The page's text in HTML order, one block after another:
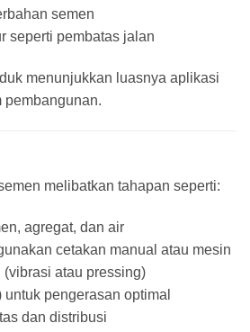
semen
seperti pembatas jalan
menunjukkan luasnya aplikasi
pembangunan.
melibatkan tahapan seperti:
agregat, dan air
cetakan manual atau mesin
(vibrasi atau pressing)
pengerasan optimal
dan distribusi